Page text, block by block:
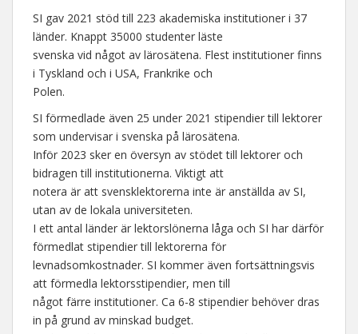
SI gav 2021 stöd till 223 akademiska institutioner i 37
länder. Knappt 35000 studenter läste
svenska vid något av lärosätena. Flest institutioner finns
i Tyskland och i USA, Frankrike och
Polen.
SI förmedlade även 25 under 2021 stipendier till lektorer
som undervisar i svenska på lärosätena.
Inför 2023 sker en översyn av stödet till lektorer och
bidragen till institutionerna. Viktigt att
notera är att svensklektorerna inte är anställda av SI,
utan av de lokala universiteten.
I ett antal länder är lektorslönerna låga och SI har därför
förmedlat stipendier till lektorerna för
levnadsomkostnader. SI kommer även fortsättningsvis
att förmedla lektorsstipendier, men till
något färre institutioner. Ca 6-8 stipendier behöver dras
in på grund av minskad budget.